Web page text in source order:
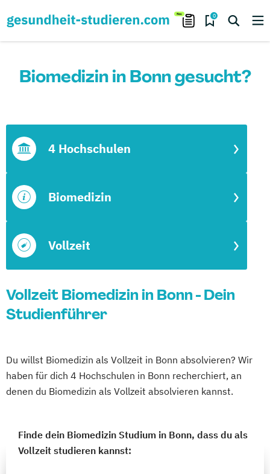
0
Biomedizin in Bonn gesucht?
Vollzeit
Biomedizin
4 Hochschulen
Vollzeit Biomedizin in Bonn - Dein
Studienführer
Du willst Biomedizin als Vollzeit in Bonn absolvieren? Wir
haben für dich 4 Hochschulen in Bonn recherchiert, an
denen du Biomedizin als Vollzeit absolvieren kannst.
Finde dein Biomedizin Studium in Bonn, dass du als
Vollzeit studieren kannst: